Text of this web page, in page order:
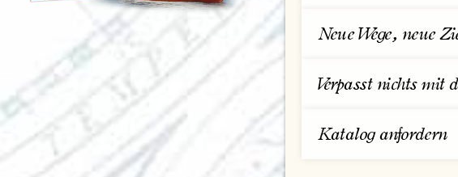
Neue Wege, neue
Verpasst nichts mit
Katalog anfordern